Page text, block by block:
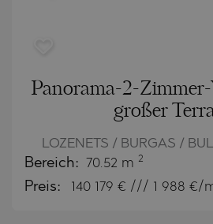
Panorama-2-
großer
LOZENETS / BURGAS /
Bereich: 70.52 m 2
Preis: 140 179 € /// 1 988 €/